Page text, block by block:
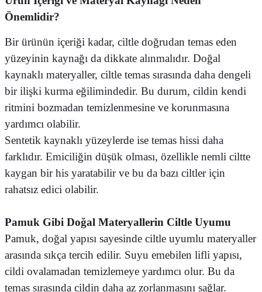
Önemlidir?
Bir ürünün içeriği kadar, ciltle doğrudan temas eden
yüzeyinin kaynağı da dikkate alınmalıdır. Doğal
kaynaklı materyaller, ciltle temas sırasında daha dengeli
bir ilişki kurma eğilimindedir. Bu durum, cildin kendi
ritmini bozmadan temizlenmesine ve korunmasına
yardımcı olabilir.
Sentetik kaynaklı yüzeylerde ise temas hissi daha
farklıdır. Emiciliğin düşük olması, özellikle nemli ciltte
kaygan bir his yaratabilir ve bu da bazı ciltler için
rahatsız edici olabilir.
Pamuk Gibi Doğal Materyallerin Ciltle Uyumu
Pamuk, doğal yapısı sayesinde ciltle uyumlu materyaller
arasında sıkça tercih edilir. Suyu emebilen lifli yapısı,
cildi ovalamadan temizlemeye yardımcı olur. Bu da
temas sırasında cildin daha az zorlanmasını sağlar.